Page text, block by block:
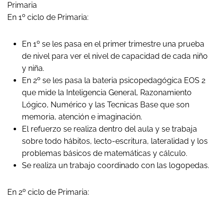
Primaria
En 1º ciclo de Primaria:
En 1º se les pasa en el primer trimestre una prueba
de nivel para ver el nivel de capacidad de cada niño
y niña.
En 2º se les pasa la bateria psicopedagógica EOS 2
que mide la Inteligencia General, Razonamiento
Lógico, Numérico y las Tecnicas Base que son
memoria, atención e imaginación.
El refuerzo se realiza dentro del aula y se trabaja
sobre todo hábitos, lecto-escritura, lateralidad y los
problemas básicos de matemáticas y cálculo.
Se realiza un trabajo coordinado con las logopedas.
En 2º ciclo de Primaria: